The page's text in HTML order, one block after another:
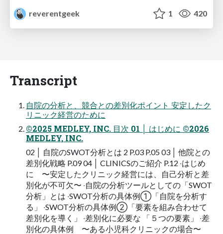
reverentgeek
1 420
Transcript
⾃院の分析と、競合との差別化ポイント 安定したク
リニック経営のために
©2025 MEDLEY, INC. ⽬次 01 │ はじめに ©2026
MEDLEY, INC.
02 │ ⾃院のSWOT分析とは 2 P.03 P.05 03 │ 他院との
差別化戦略 P.09 04 │ CLINICSのご紹介 P.12 ‧はじめ
に 〜安定したクリニック経営には、⾃⼰分析と差
別化が不可⽋〜 ‧⾃院の分析ツールとしての「SWOT
分析」とは ‧SWOT分析の具体例①「⾃院を分析す
る」 ‧SWOT分析の具体例②「要素を組み合わせて
差別化を導く」 ‧差別化に必要な 「５つの要素」 ‧差
別化の具体例 〜ある⼩児科クリニックの場合〜